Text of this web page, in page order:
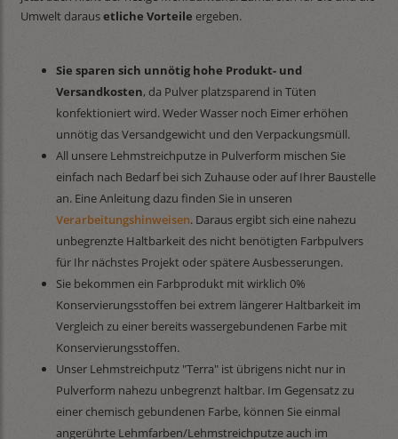
Umwelt darausetliche Vorteile ergeben.
Sie sparen sich unnötig hohe Produkt- und
Versandkosten, da Pulver platzsparend in Tüten
konfektioniert wird. Weder Wasser noch Eimer erhöhen
unnötig das Versandgewicht und den Verpackungsmüll.
All unsere Lehmstreichputze in Pulverform mischen Sie
einfach nach Bedarf bei sich Zuhause oder auf Ihrer Baustelle
an. Eine Anleitung dazu finden Sie in unseren
Verarbeitungshinweisen. Daraus ergibt sich eine nahezu
unbegrenzte Haltbarkeit des nicht benötigten Farbpulvers
für Ihr nächstes Projekt oder spätere Ausbesserungen.
Sie bekommen ein Farbprodukt mit wirklich 0%
Konservierungsstoffen bei extrem längerer Haltbarkeit im
Vergleich zu einer bereits wassergebundenen Farbe mit
Konservierungsstoffen.
Unser Lehmstreichputz "Terra" ist übrigens nicht nur in
Pulverform nahezu unbegrenzt haltbar. Im Gegensatz zu
einer chemisch gebundenen Farbe, können Sie einmal
angerührte Lehmfarben/Lehmstreichputze auch im